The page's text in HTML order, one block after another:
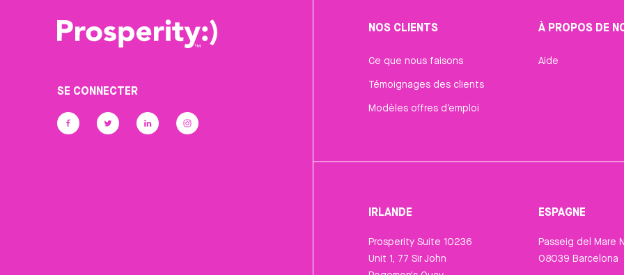
SE CONNECTER
NOS CLIENTS
Ce que nous faisons
Témoignages des clients
Modèles offres d’emploi
À PROPOS DE
Aide
IRLANDE
Prosperity Suite 10236
Unit 1, 77 Sir John
ESPAGNE
Passeig del Mare
08039 Barcelona